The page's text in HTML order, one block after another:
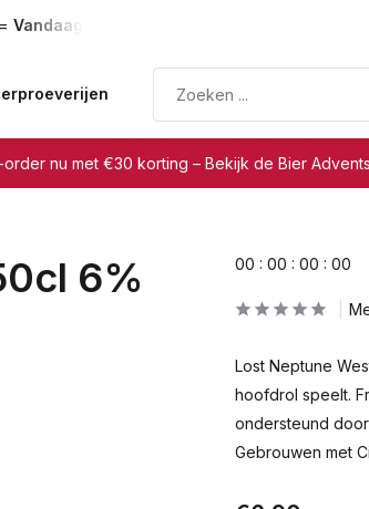
Vandaag verzonden
order nu met €30 korting – Bekijk de Bier
6% 00 : 00 : 00 : 00
Lost Neptune
hoofdrol speelt.
ondersteund
Gebrouwen met